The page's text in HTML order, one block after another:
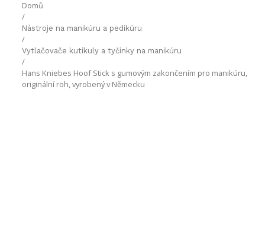
Domů
/
Nástroje na manikúru a pedikúru
/
Vytlačovače kutikuly a tyčinky na manikúru
/
Hans Kniebes Hoof Stick s gumovým zakončením pro manikúru,
originální roh, vyrobený v Německu